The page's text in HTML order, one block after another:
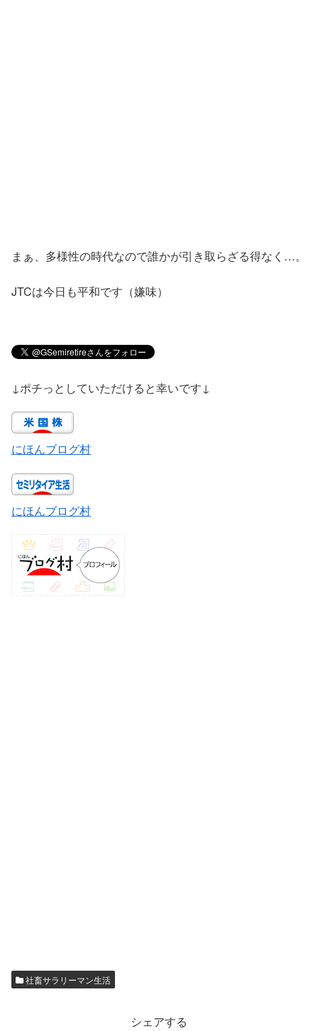
まぁ、多様性の時代なので誰かが引き取らざる得なく…。
JTCは今日も平和です（嫌味）
↓ポチっとしていただけると幸いです↓
にほんブログ村
にほんブログ村
社畜サラリーマン生活
シェアする